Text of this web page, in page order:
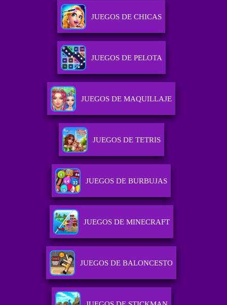
JUEGOS DE CHICAS
JUEGOS DE PELOTA
JUEGOS DE MAQUILLAJE
JUEGOS DE TETRIS
JUEGOS DE BURBUJAS
JUEGOS DE MINECRAFT
JUEGOS DE BALONCESTO